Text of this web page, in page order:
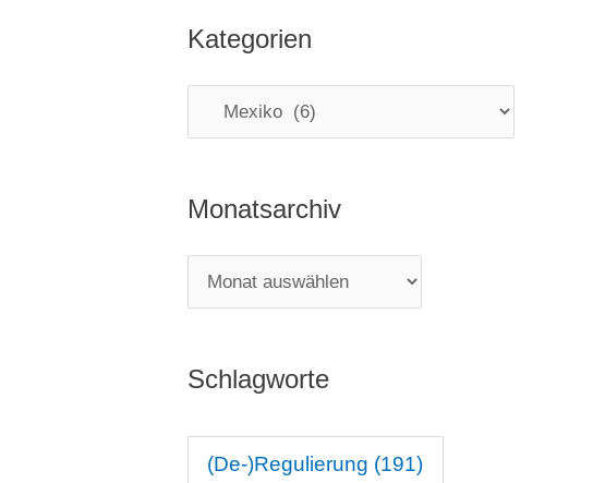
Kategorien
a
e
g
n
Monatsarchiv
o
a
Schlagworte
(De-)Regulierung (191)